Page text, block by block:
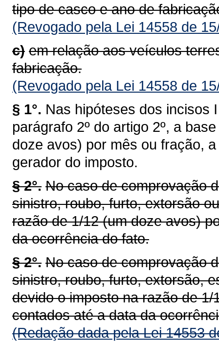
tipo de casco e ano de
(Revogado pela Lei 14558 de
c) em relação aos veículos
fabricação.
(Revogado pela Lei 14558 de
§ 1°. Nas hipóteses dos incisos
parágrafo 2º do artigo 2º, a
doze avos) por mês ou fração,
gerador do imposto.
§ 2°. No caso de comprovação
sinistro, roubo, furto, extorsão
razão de 1/12 (um doze avos)
da ocorrência do fato.
§ 2°. No caso de comprovação
sinistro, roubo, furto, extorsão,
devido o imposto na razão de
contados até a data da
(Redação dada pela Lei 14553